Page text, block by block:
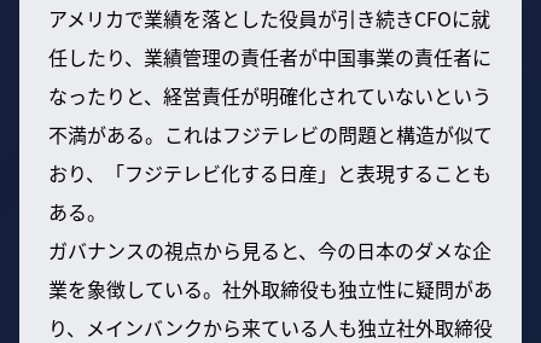
アメリカで業績を落とした役員が引き続きCFOに就
任したり、業績管理の責任者が中国事業の責任者に
なったりと、経営責任が明確化されていないという
不満がある。これはフジテレビの問題と構造が似て
おり、「フジテレビ化する日産」と表現することも
ある。
ガバナンスの視点から見ると、今の日本のダメな企
業を象徴している。社外取締役も独立性に疑問があ
り、メインバンクから来ている人も独立社外取締役